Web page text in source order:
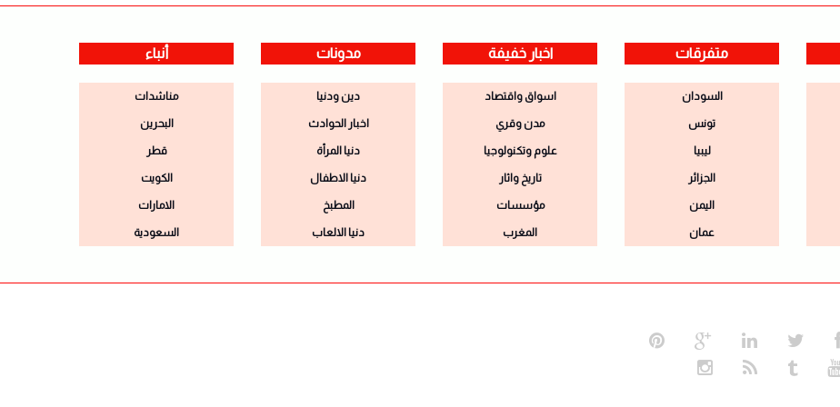
متفرقات
السودان
تونس
ليبيا
الجزائر
اليمن
عمان
اخبار خفيفة
اسواق واقتصاد
مدن وقري
علوم وتكنولوجيا
تاريخ واثار
مؤسسات
المغرب
مدونات
دين ودنيا
اخبار الحوادث
دنيا المرأة
دنيا الاطفال
المطبخ
دنيا الالعاب
أنباء
مناشدات
البحرين
قطر
الكويت
الامارات
السعودية